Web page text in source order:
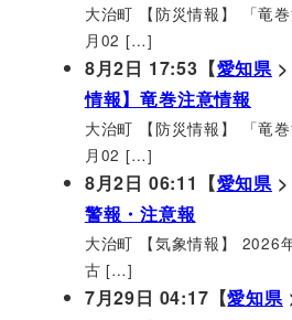
大治町 【防災情報】 「竜
月02 […]
8月2日 17:53【愛知県 >
情報】竜巻注意情報
大治町 【防災情報】 「竜
月02 […]
8月2日 06:11【愛知県 >
警報・注意報
大治町 【気象情報】 2026
古 […]
7月29日 04:17【愛知県